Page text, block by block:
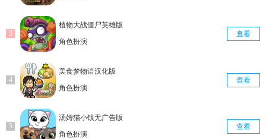
植物大战僵尸英雄版
角色扮演
查看
美食梦物语汉化版
角色扮演
查看
汤姆猫小镇无广告版
角色扮演
查看